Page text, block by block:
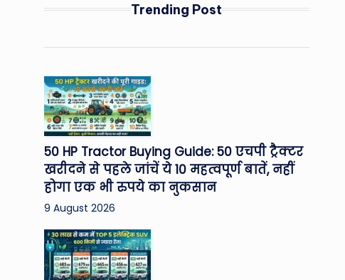
Trending Post
50 HP Tractor Buying Guide: 50 एचपी ट्रैक्टर
खरीदने से पहले जांचें ये 10 महत्वपूर्ण बातें, नहीं
होगा एक भी रुपये का नुकसान
9 August 2026